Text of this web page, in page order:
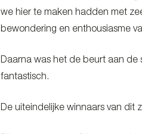
we hier te maken hadden met
bewondering en enthousiasme
Daarna was het de beurt aan de
fantastisch.
De uiteindelijke winnaars van dit